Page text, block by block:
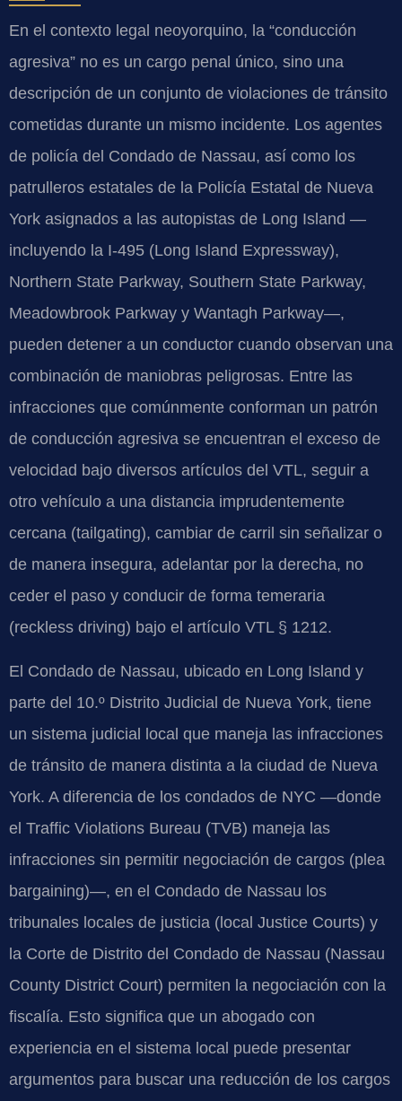
En el contexto legal neoyorquino, la “conducción
agresiva” no es un cargo penal único, sino una
descripción de un conjunto de violaciones de tránsito
cometidas durante un mismo incidente. Los agentes
de policía del Condado de Nassau, así como los
patrulleros estatales de la Policía Estatal de Nueva
York asignados a las autopistas de Long Island —
incluyendo la I-495 (Long Island Expressway),
Northern State Parkway, Southern State Parkway,
Meadowbrook Parkway y Wantagh Parkway—,
pueden detener a un conductor cuando observan una
combinación de maniobras peligrosas. Entre las
infracciones que comúnmente conforman un patrón
de conducción agresiva se encuentran el exceso de
velocidad bajo diversos artículos del VTL, seguir a
otro vehículo a una distancia imprudentemente
cercana (tailgating), cambiar de carril sin señalizar o
de manera insegura, adelantar por la derecha, no
ceder el paso y conducir de forma temeraria
(reckless driving) bajo el artículo VTL § 1212.
El Condado de Nassau, ubicado en Long Island y
parte del 10.º Distrito Judicial de Nueva York, tiene
un sistema judicial local que maneja las infracciones
de tránsito de manera distinta a la ciudad de Nueva
York. A diferencia de los condados de NYC —donde
el Traffic Violations Bureau (TVB) maneja las
infracciones sin permitir negociación de cargos (plea
bargaining)—, en el Condado de Nassau los
tribunales locales de justicia (local Justice Courts) y
la Corte de Distrito del Condado de Nassau (Nassau
County District Court) permiten la negociación con la
fiscalía. Esto significa que un abogado con
experiencia en el sistema local puede presentar
argumentos para buscar una reducción de los cargos